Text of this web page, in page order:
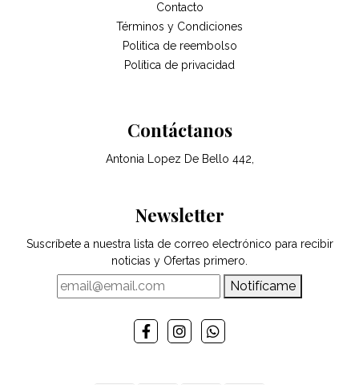
Contacto
Términos y Condiciones
Politica de reembolso
Política de privacidad
Contáctanos
Antonia Lopez De Bello 442,
Newsletter
Suscríbete a nuestra lista de correo electrónico para recibir
noticias y Ofertas primero.
Notifícame